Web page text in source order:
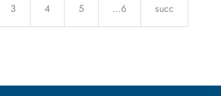
3 4 5 ...6 succ